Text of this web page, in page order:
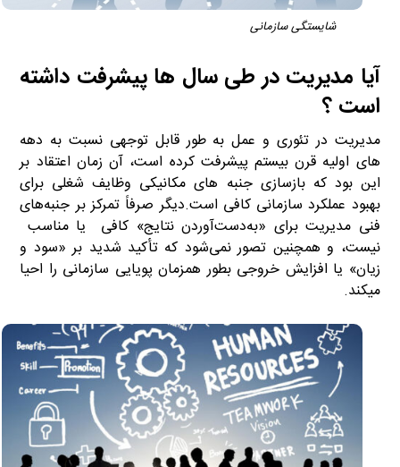
شایستگی سازمانی
آیا مدیریت در طی سال ها پیشرفت داشته
است ؟
مدیریت در تئوری و عمل به طور قابل توجهی نسبت به دهه
های اولیه قرن بیستم پیشرفت کرده است، آن زمان اعتقاد بر
این بود که بازسازی جنبه های مکانیکی وظایف شغلی برای
بهبود عملکرد سازمانی کافی است.دیگر صرفاً تمرکز بر جنبه‌های
فنی مدیریت برای «به‌دست‌آوردن نتایج» کافی یا مناسب
نیست، و همچنین تصور نمی‌شود که تأکید شدید بر «سود و
زیان» یا افزایش خروجی بطور همزمان پویایی سازمانی را احیا
میکند.